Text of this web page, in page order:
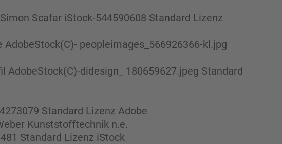
Scafar iStock-544590608 Standard Lizenz
peopleimages_566926366-kl.jpg
didesign_ 180659627.jpeg Standard
Standard Lizenz Adobe
Kunststofftechnik n.e.
Standard Lizenz iStock